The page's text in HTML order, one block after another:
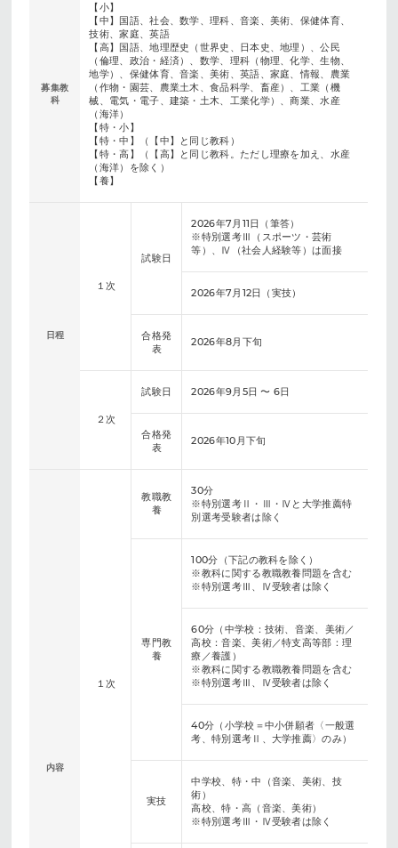
募集教
科
【小】
【中】国語、社会、数学、理科、音楽、美術、保健体育、
技術、家庭、英語
【高】国語、地理歴史（世界史、日本史、地理）、公民
（倫理、政治・経済）、数学、理科（物理、化学、生物、
地学）、保健体育、音楽、美術、英語、家庭、情報、農業
（作物・園芸、農業土木、食品科学、畜産）、工業（機
械、電気・電子、建築・土木、工業化学）、商業、水産
（海洋）
【特・小】
【特・中】（【中】と同じ教科）
【特・高】（【高】と同じ教科。ただし理療を加え、水産
（海洋）を除く）
【養】
日程
１次
試験日
2026年7月11日（筆答）
※特別選考Ⅲ（スポーツ・芸術
等）、Ⅳ（社会人経験等）は面接
2026年7月12日（実技）
合格発
表
2026年8月下旬
２次
試験日 2026年9月5日 〜 6日
合格発
表
2026年10月下旬
内容
１次
教職教
養
30分
※特別選考Ⅱ・Ⅲ・Ⅳと大学推薦特
別選考受験者は除く
専門教
養
100分（下記の教科を除く）
※教科に関する教職教養問題を含む
※特別選考Ⅲ、Ⅳ受験者は除く
60分（中学校：技術、音楽、美術／
高校：音楽、美術／特支高等部：理
療／養護）
※教科に関する教職教養問題を含む
※特別選考Ⅲ、Ⅳ受験者は除く
40分（小学校＝中小併願者〈一般選
考、特別選考Ⅱ、大学推薦〉のみ）
実技
中学校、特・中（音楽、美術、技
術）
高校、特・高（音楽、美術）
※特別選考Ⅲ・Ⅳ受験者は除く